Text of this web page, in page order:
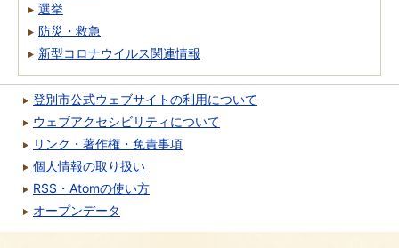
選挙
防災・救急
新型コロナウイルス関連情報
登別市公式ウェブサイトの利用について
ウェブアクセシビリティについて
リンク・著作権・免責事項
個人情報の取り扱い
RSS・Atomの使い方
オープンデータ